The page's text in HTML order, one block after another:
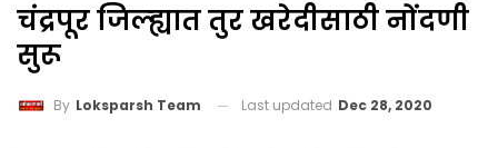
चंद्रपूर जिल्ह्यात तुर खरेदीसाठी नोंदणी
सुरू
By Loksparsh Team Last updated Dec 28, 2020